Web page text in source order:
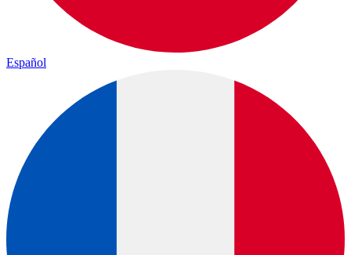
Español